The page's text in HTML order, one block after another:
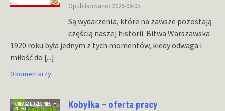
Opublikowano: 2026-08-05
Są wydarzenia, które na zawsze pozostają
częścią naszej historii. Bitwa Warszawska
1920 roku była jednym z tych momentów, kiedy odwaga i
miłość do [...]
0 komentarzy
Kobyłka – oferta pracy